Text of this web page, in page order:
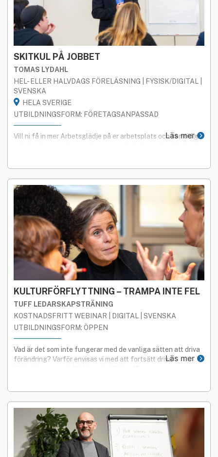
SKITKUL PÅ JOBBET
TOMAS LYDAHL
HEL- ELLER HALVDAGS FÖRELÄSNING | FYSISK/DIGITAL |
SVENSKA
HELA SVERIGE
UTBILDNINGSFORM: FÖRETAGSANPASSAD
Vill ni få in mer Arbetsglädje på er arbetsplats och samtidigt
Läs mer
KULTURFÖRFLYTTNING – TRAMPA INTE FEL
TUFF LEDARSKAPSTRÄNING
KOSTNADSFRITT WEBINAR | DIGITAL | SVENSKA
UTBILDNINGSFORM: ÖPPEN
Vad är det som inte fungerar med de vanliga sätten att driva
förändring? Varför envisas vi med att fortsätt drivaLäs mer